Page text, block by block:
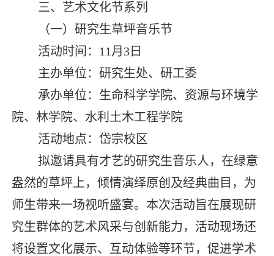
三、艺术文化节系列
（一）研究生草坪音乐节
活动时间： 11 月 3日
主办单位：研究生处、研工委
承办单位：生命科学学院、资源与环境学
院、林学院、水利土木工程学院
活动地点：岱宗校区
拟邀请具有才艺的研究生音乐人，在绿意
盎然的草坪上，倾情演绎原创及经典曲目，为
师生带来一场视听盛宴。本次活动旨在展现研
究生群体的艺术风采与创新能力，活动现场还
将设置文化展示、互动体验等环节，促进学术